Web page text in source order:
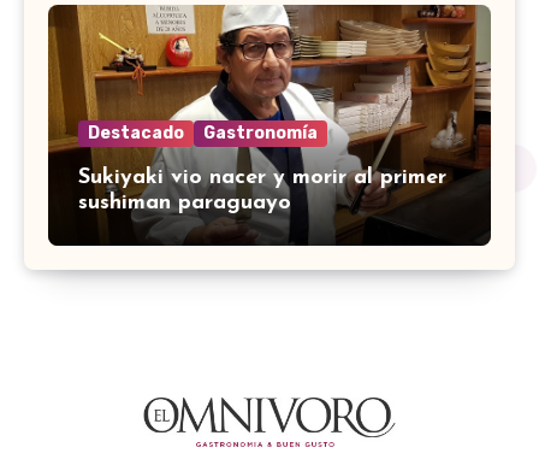
Destacado Gastronomía
Sukiyaki vio nacer y morir al primer
sushiman paraguayo